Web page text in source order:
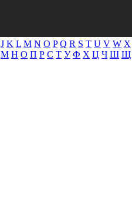
J K L M N O P Q R S T U V W X
М Н О П Р С Т У Ф Х Ц Ч Ш Щ